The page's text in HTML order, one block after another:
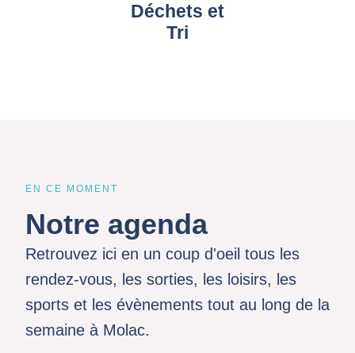
Déchets et
Tri
EN CE MOMENT
Notre agenda
Retrouvez ici en un coup d'oeil tous les
rendez-vous, les sorties, les loisirs, les
sports et les évènements tout au long de la
semaine à Molac.